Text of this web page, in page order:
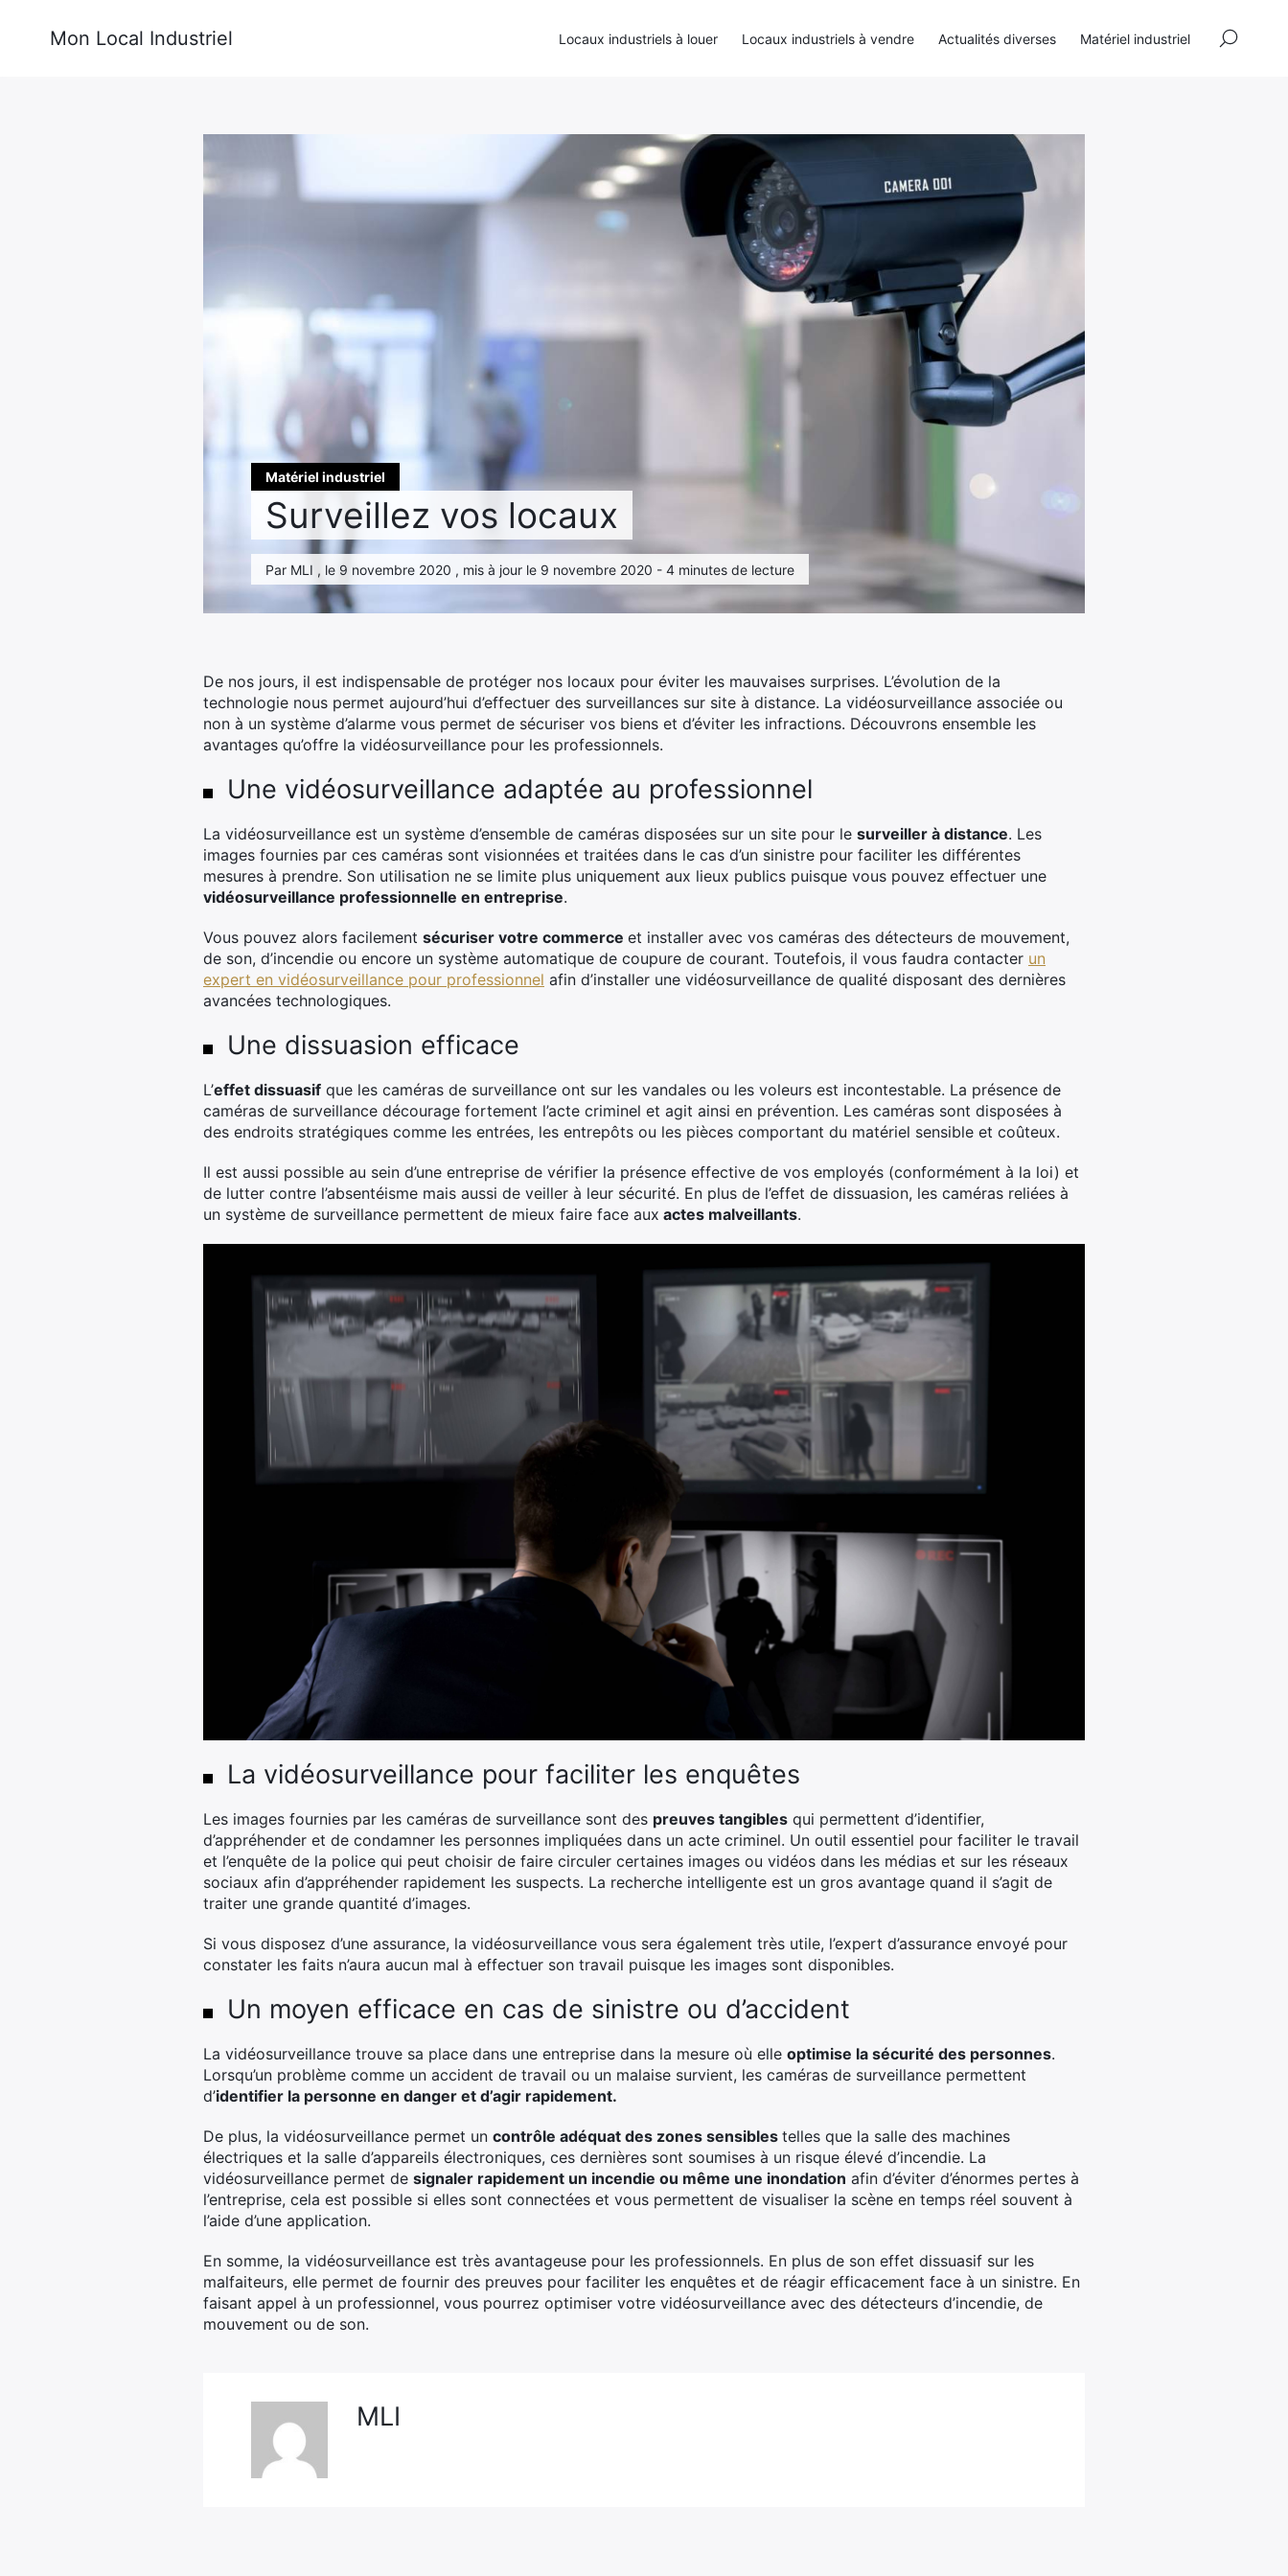
Matériel industriel
Surveillez vos locaux
Par MLI , le 9 novembre 2020 , mis à jour le 9 novembre 2020 - 4 minutes de lecture
De nos jours, il est indispensable de protéger nos locaux pour éviter les mauvaises surprises. L’évolution de la
technologie nous permet aujourd’hui d’effectuer des surveillances sur site à distance. La vidéosurveillance associée ou
non à un système d’alarme vous permet de sécuriser vos biens et d’éviter les infractions. Découvrons ensemble les
avantages qu’offre la vidéosurveillance pour les professionnels.
Une vidéosurveillance adaptée au professionnel
La vidéosurveillance est un système d’ensemble de caméras disposées sur un site pour le surveiller à distance. Les
images fournies par ces caméras sont visionnées et traitées dans le cas d’un sinistre pour faciliter les différentes
mesures à prendre. Son utilisation ne se limite plus uniquement aux lieux publics puisque vous pouvez effectuer une
vidéosurveillance professionnelle en entreprise.
Vous pouvez alors facilement sécuriser votre commerce et installer avec vos caméras des détecteurs de mouvement,
de son, d’incendie ou encore un système automatique de coupure de courant. Toutefois, il vous faudra contacter un
expert en vidéosurveillance pour professionnel afin d’installer une vidéosurveillance de qualité disposant des dernières
avancées technologiques.
Une dissuasion efficace
L’effet dissuasif que les caméras de surveillance ont sur les vandales ou les voleurs est incontestable. La présence de
caméras de surveillance décourage fortement l’acte criminel et agit ainsi en prévention. Les caméras sont disposées à
des endroits stratégiques comme les entrées, les entrepôts ou les pièces comportant du matériel sensible et coûteux.
Il est aussi possible au sein d’une entreprise de vérifier la présence effective de vos employés (conformément à la loi) et
de lutter contre l’absentéisme mais aussi de veiller à leur sécurité. En plus de l’effet de dissuasion, les caméras reliées à
un système de surveillance permettent de mieux faire face aux actes malveillants.
La vidéosurveillance pour faciliter les enquêtes
Les images fournies par les caméras de surveillance sont des preuves tangibles qui permettent d’identifier,
d’appréhender et de condamner les personnes impliquées dans un acte criminel. Un outil essentiel pour faciliter le travail
et l’enquête de la police qui peut choisir de faire circuler certaines images ou vidéos dans les médias et sur les réseaux
sociaux afin d’appréhender rapidement les suspects. La recherche intelligente est un gros avantage quand il s’agit de
traiter une grande quantité d’images.
Si vous disposez d’une assurance, la vidéosurveillance vous sera également très utile, l’expert d’assurance envoyé pour
constater les faits n’aura aucun mal à effectuer son travail puisque les images sont disponibles.
Un moyen efficace en cas de sinistre ou d’accident
La vidéosurveillance trouve sa place dans une entreprise dans la mesure où elle optimise la sécurité des personnes.
Lorsqu’un problème comme un accident de travail ou un malaise survient, les caméras de surveillance permettent
d’identifier la personne en danger et d’agir rapidement.
De plus, la vidéosurveillance permet un contrôle adéquat des zones sensibles telles que la salle des machines
électriques et la salle d’appareils électroniques, ces dernières sont soumises à un risque élevé d’incendie. La
vidéosurveillance permet de signaler rapidement un incendie ou même une inondation afin d’éviter d’énormes pertes à
l’entreprise, cela est possible si elles sont connectées et vous permettent de visualiser la scène en temps réel souvent à
l’aide d’une application.
En somme, la vidéosurveillance est très avantageuse pour les professionnels. En plus de son effet dissuasif sur les
malfaiteurs, elle permet de fournir des preuves pour faciliter les enquêtes et de réagir efficacement face à un sinistre. En
faisant appel à un professionnel, vous pourrez optimiser votre vidéosurveillance avec des détecteurs d’incendie, de
mouvement ou de son.
MLI
Mon Local Industriel Locaux industriels à louer Locaux industriels à vendre Actualités diverses Matériel industriel